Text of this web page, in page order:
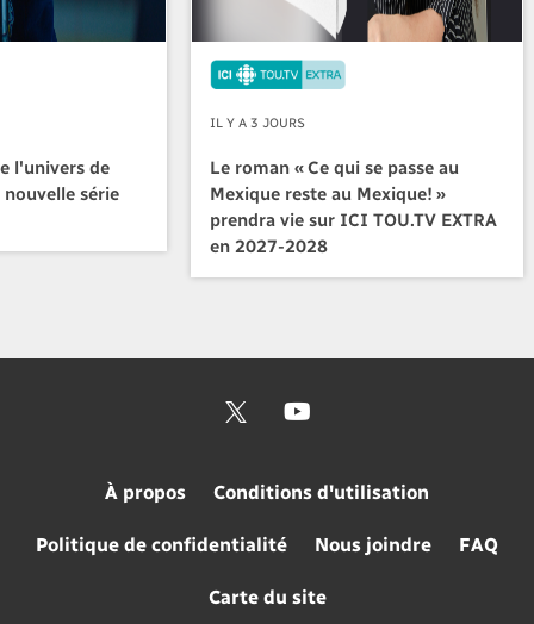
l'univers de
série
IL Y A 3 JOURS
Le roman « Ce qui se passe au
Mexique reste au Mexique! »
prendra vie sur ICI TOU.TV EXTRA
en 2027-2028
À propos Conditions d'utilisation
Politique de confidentialité Nous joindre FAQ
Carte du site